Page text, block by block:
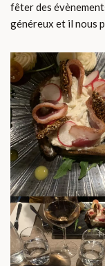
fêter des
généreux et il nous